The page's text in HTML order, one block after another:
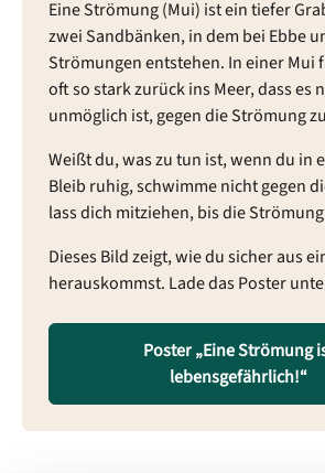
Eine Strömung (Mui) ist ein tiefer
zwei Sandbänken, in dem bei Ebbe
Strömungen entstehen. In einer Mui
oft so stark zurück ins Meer, dass es
unmöglich ist, gegen die Strömung
Weißt du, was zu tun ist, wenn du in
Bleib ruhig, schwimme nicht gegen
lass dich mitziehen, bis die
Dieses Bild zeigt, wie du sicher aus
herauskommst. Lade das Poster
Poster „Eine Strömung
lebensgefährlich!“